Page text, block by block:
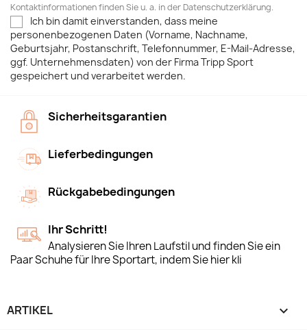
Kontaktinformationen finden Sie u. a. in der Datenschutzerklärung.
Ich bin damit einverstanden, dass meine
personenbezogenen Daten (Vorname, Nachname,
Geburtsjahr, Postanschrift, Telefonnummer, E-Mail-Adresse,
ggf. Unternehmensdaten) von der Firma Tripp Sport
gespeichert und verarbeitet werden.
Sicherheitsgarantien
Lieferbedingungen
Rückgabebedingungen
Ihr Schritt!
Analysieren Sie Ihren Laufstil und finden Sie ein
Paar Schuhe für Ihre Sportart, indem Sie hier kli
ARTIKEL 